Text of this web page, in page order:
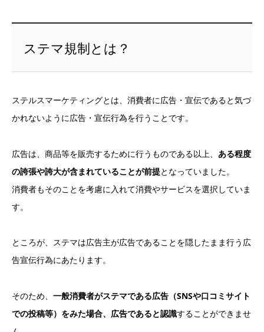
ステマ規制とは？
ステルスマーケティングとは、消費者に広告・宣伝であると気づ
かれないように広告・宣伝行為を行うことです。
広告は、商品等を販売するために行うものである以上、 ある程度
の誇張や誇大が含まれていることが前提となっていました。
消費者もそのことを考慮に入れて消費やサービスを選択していま
す。
ところが、ステマは広告主が広告であることを隠したまま行う広
告宣伝行為にあたります。
そのため、 一般消費者がステマである広告（SNSや口コミサイト
での投稿等）をみた場合、広告であると認識することができませ